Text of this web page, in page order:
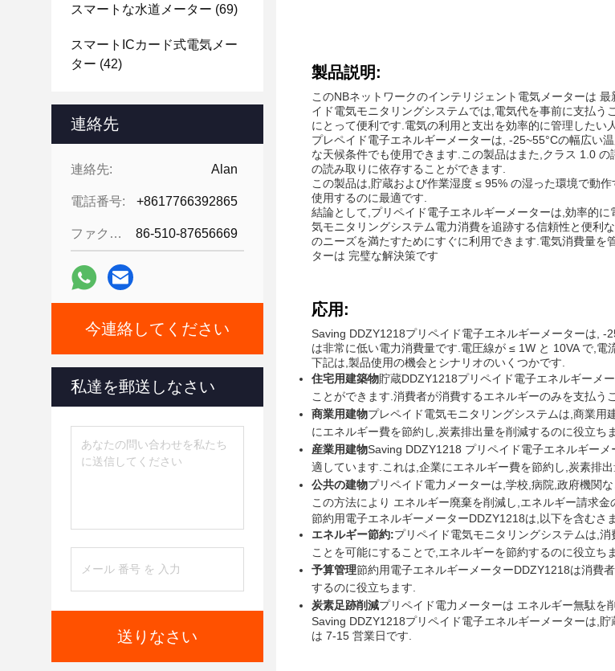
スマートな水道メーター (69)
スマートICカード式電気メー
ター (42)
連絡先
連絡先: Alan
電話番号: +8617766392865
ファクシミリ: 86-510-87656669
今連絡してください
私達を郵送しなさい
送りなさい
製品説明:
このNBネットワークのインテリジェント電気メーターは
イド電気モニタリングシステムでは,電気代を事前に支払
にとって便利です.電気の利用と支出を効率的に管理したい人.
プレペイド電子エネルギーメーターは, -25~55°Cの幅広い
な天候条件でも使用できます.この製品はまた,クラス 1.0
の読み取りに依存することができます.
この製品は,貯蔵および作業湿度 ≤ 95% の湿った環境で動
使用するのに最適です.
結論として,プリペイド電子エネルギーメーターは,効率的
気モニタリングシステム電力消費を追跡する信頼性と便利
のニーズを満たすためにすぐに利用できます.電気消費量
ターは 完璧な解決策です
応用:
Saving DDZY1218プリペイド電子エネルギーメーターは,
は非常に低い電力消費量です.電圧線が ≤ 1W と 10VA で,電
下記は,製品使用の機会とシナリオのいくつかです.
住宅用建築物貯蔵DDZY1218プリペイド電子エネルギーメ
ことができます.消費者が消費するエネルギーのみを支払う
商業用建物プレペイド電気モニタリングシステムは,商業
にエネルギー費を節約し,炭素排出量を削減するのに役立ち
産業用建物Saving DDZY1218 プリペイド電子エネルギー
適しています.これは,企業にエネルギー費を節約し,炭素排
公共の建物プリペイド電力メーターは,学校,病院,政府機関
この方法により エネルギー廃棄を削減し,エネルギー請求金
節約用電子エネルギーメーターDDZY1218は,以下を含むさ
エネルギー節約:プリペイド電気モニタリングシステムは,
ことを可能にすることで,エネルギーを節約するのに役立ち
予算管理節約用電子エネルギーメーターDDZY1218は消費
するのに役立ちます.
炭素足跡削減プリペイド電力メーターは エネルギー無駄を
Saving DDZY1218プリペイド電子エネルギーメーターは,
は 7-15 営業日です.